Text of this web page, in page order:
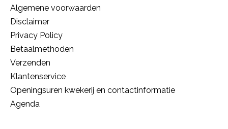
Algemene voorwaarden
Disclaimer
Privacy Policy
Betaalmethoden
Verzenden
Klantenservice
Openingsuren kwekerij en contactinformatie
Agenda